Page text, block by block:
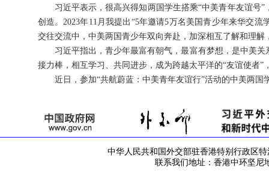
习近平表示，很高兴得知两国学生搭乘“中美青年友谊号
创造。2023年11月我提出“5年邀请5万名美国青少年来华交
交往交流中，中美两国青少年双向奔赴，加深相互了解和理
习近平指出，青少年最富有朝气，最富有梦想，是中美
接力棒，相互学习、共同进步，成为跨越太平洋的“友谊使者
近日，参加“共航蔚蓝：中美青年友谊行”活动的中美两
中华人民共和国外交部驻香港特别行政区特
联系我们地址：香港中环坚尼